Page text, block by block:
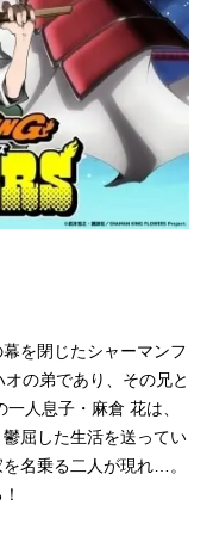
を閉じたシャーマンフ
の弟であり、その兄と
人息子・麻倉 花は、
屈した生活を送ってい
名乗る二人が現れ…。